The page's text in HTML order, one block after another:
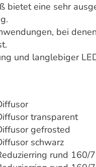
bietet eine sehr
bei
und langlebiger
transparent
gefrosted
schwarz
rund 160/